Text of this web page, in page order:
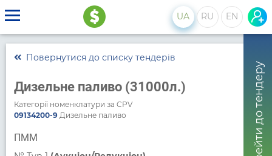
UA RU EN
Перейти до тендеру
Повернутися до списку тендерів
Дизельне паливо (31000л.)
Категорії номенклатури за CPV
09134200-9Дизельне паливо
ПММ